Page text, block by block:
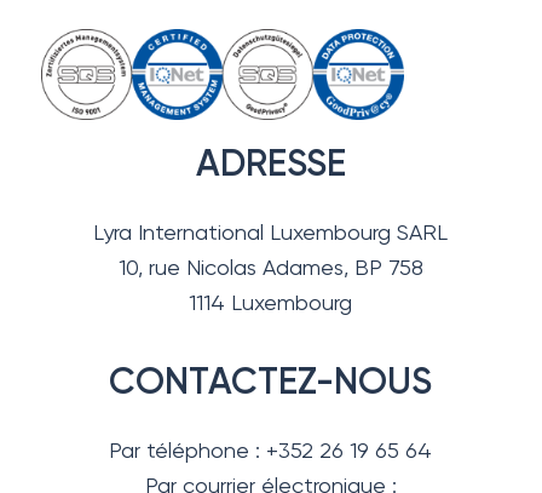
ADRESSE
Lyra International Luxembourg SARL
10, rue Nicolas Adames, BP 758
1114 Luxembourg
CONTACTEZ-NOUS
Par téléphone : +352 26 19 65 64
Par courrier électronique :